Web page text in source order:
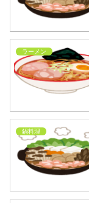
ラーメン
鍋料理